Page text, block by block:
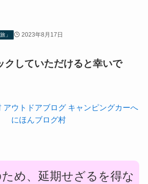
」 2023年8月17日
クしていただけると幸いで
にほんブログ村
め、延期せざるを得な